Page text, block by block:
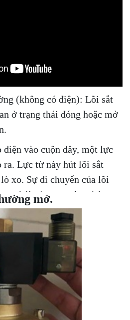
(không có điện): Lõi sắt
ở trạng thái đóng hoặc mở
vào cuộn dây, một lực
ra. Lực từ này hút lõi sắt
xo. Sự di chuyển của lõi
thái của van, cho phép
bị chặn lại.
điện, lực từ trường biến
trở lại vị trí ban đầu, đưa
loại van điện từ
đóng.
mở.